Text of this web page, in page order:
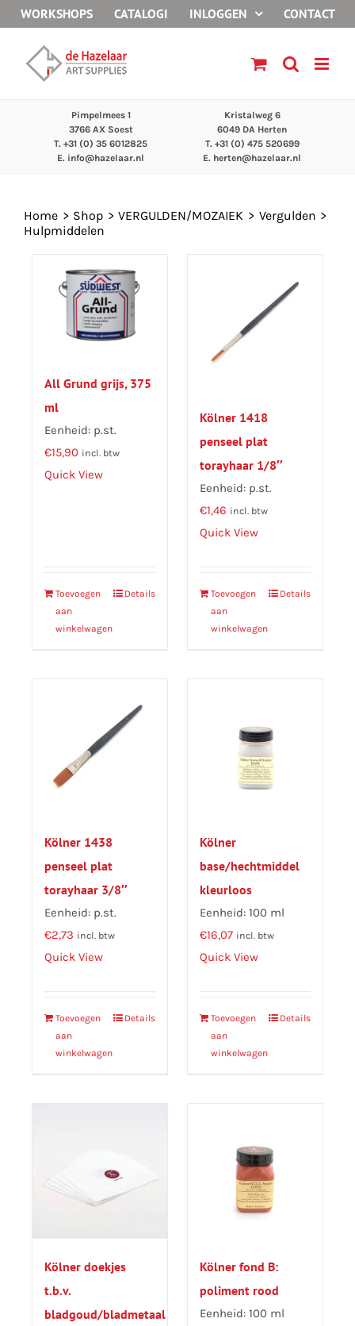
naar
inhoud
WORKSHOPS CATALOGI INLOGGEN CONTACT
Pimpelmees 1
3766 AX Soest
T. +31 (0) 35 6012825
E. info@hazelaar.nl
Kristalweg 6
6049 DA Herten
T. +31 (0) 475 520699
E. herten@hazelaar.nl
Home Shop VERGULDEN/MOZAIEK
Vergulden
Hulpmiddelen
All Grund grijs, 375
ml
Eenheid: p.st.
€15,90 incl. btw
Quick View
Toevoegen
aan
winkelwagen
Details
Kölner 1418
penseel plat
torayhaar 1/8″
Eenheid: p.st.
€1,46 incl. btw
Quick View
Toevoegen
aan
winkelwagen
Details
Kölner 1438
penseel plat
torayhaar 3/8″
Eenheid: p.st.
€2,73 incl. btw
Quick View
Toevoegen
aan
winkelwagen
Details
Kölner
base/hechtmiddel
kleurloos
Eenheid: 100 ml
€16,07 incl. btw
Quick View
Toevoegen
aan
winkelwagen
Details
Kölner doekjes
t.b.v.
bladgoud/bladmetaal
Kölner fond B:
poliment rood
Eenheid: 100 ml